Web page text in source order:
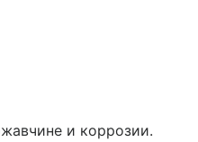
и коррозии.